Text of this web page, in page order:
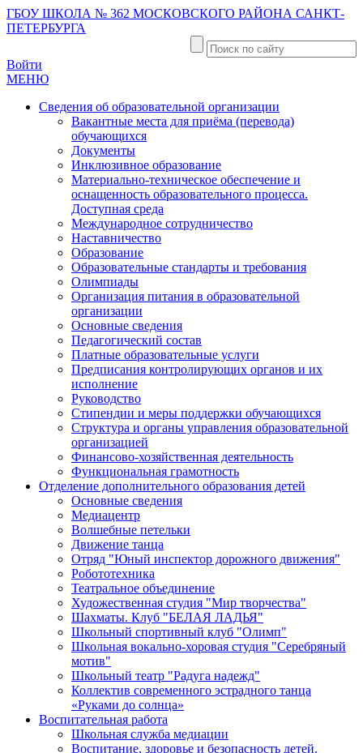
ГБОУ ШКОЛА № 362 МОСКОВСКОГО РАЙОНА САНКТ-
ПЕТЕРБУРГА
Войти
МЕНЮ
Сведения об образовательной организации
Вакантные места для приёма (перевода)
обучающихся
Документы
Инклюзивное образование
Материально-техническое обеспечение и
оснащенность образовательного процесса.
Доступная среда
Международное сотрудничество
Наставничество
Образование
Образовательные стандарты и требования
Олимпиады
Организация питания в образовательной
организации
Основные сведения
Педагогический состав
Платные образовательные услуги
Предписания контролирующих органов и их
исполнение
Руководство
Стипендии и меры поддержки обучающихся
Структура и органы управления образовательной
организацией
Финансово-хозяйственная деятельность
Функциональная грамотность
Отделение дополнительного образования детей
Основные сведения
Медиацентр
Волшебные петельки
Движение танца
Отряд "Юный инспектор дорожного движения"
Робототехника
Театральное объединение
Художественная студия "Мир творчества"
Шахматы. Клуб "БЕЛАЯ ЛАДЬЯ"
Школьный спортивный клуб "Олимп"
Школьная вокально-хоровая студия "Серебряный
мотив"
Школьный театр "Радуга надежд"
Коллектив современного эстрадного танца
«Руками до солнца»
Воспитательная работа
Школьная служба медиации
Воспитание, здоровье и безопасность детей.